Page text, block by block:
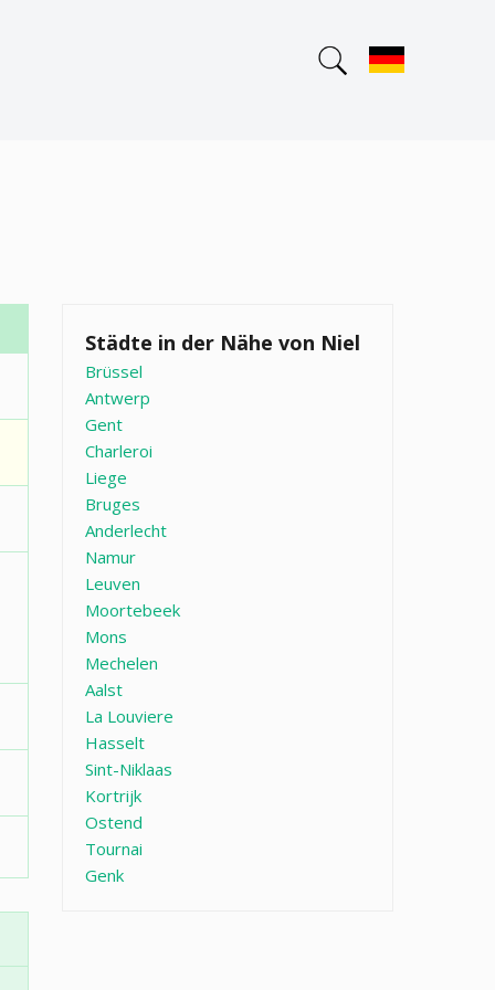
Städte in der Nähe von Niel
Brüssel
Antwerp
Gent
Charleroi
Liege
Bruges
Anderlecht
Namur
Leuven
Moortebeek
Mons
Mechelen
Aalst
La Louviere
Hasselt
Sint-Niklaas
Kortrijk
Ostend
Tournai
Genk